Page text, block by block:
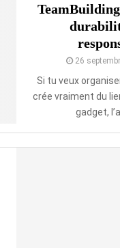
26
Si tu veux
crée vraiment du
gadget,